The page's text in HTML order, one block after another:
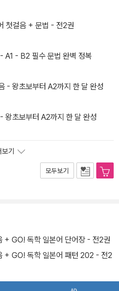
첫걸음 + 문법 - 전2권
A1 - B2 필수 문법 완벽 정복
- 왕초보부터 A2까지 한 달 완성
왕초보부터 A2까지 한 달 완성
보기
모두보기
+ GO! 독학 일본어 단어장 - 전2권
+ GO! 독학 일본어 패턴 202 - 전2